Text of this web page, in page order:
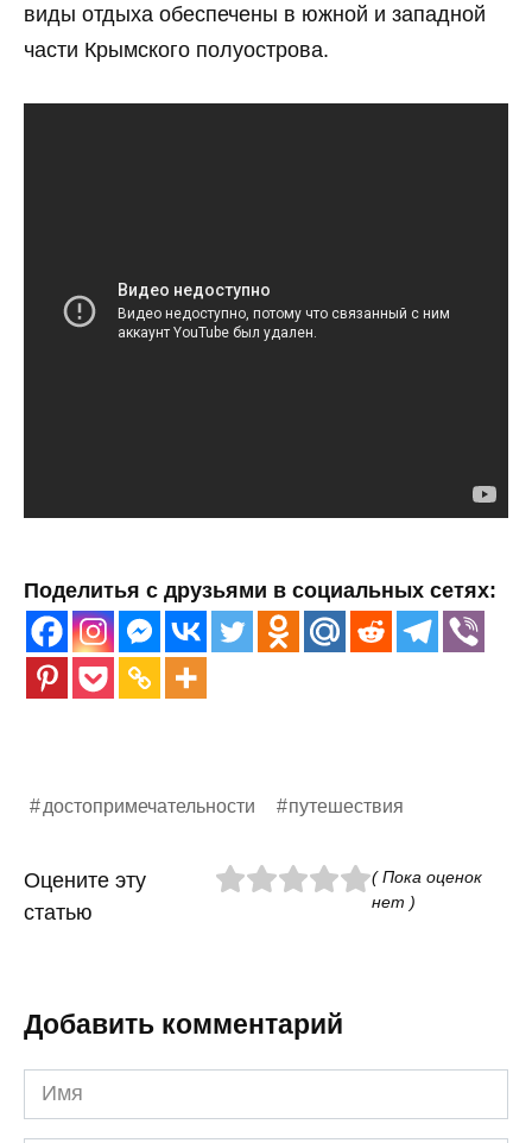
виды отдыха обеспечены в южной и западной
части Крымского полуострова.
Поделитья с друзьями в социальных сетях:
достопримечательности путешествия
Оцените эту
статью
( Пока оценок
нет )
Добавить комментарий
Имя
*